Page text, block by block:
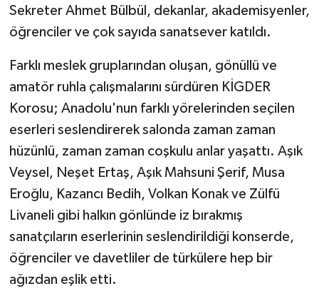
Sekreter Ahmet Bülbül, dekanlar, akademisyenler,
öğrenciler ve çok sayıda sanatsever katıldı.
Farklı meslek gruplarından oluşan, gönüllü ve
amatör ruhla çalışmalarını sürdüren KİGDER
Korosu; Anadolu'nun farklı yörelerinden seçilen
eserleri seslendirerek salonda zaman zaman
hüzünlü, zaman zaman coşkulu anlar yaşattı. Aşık
Veysel, Neşet Ertaş, Aşık Mahsuni Şerif, Musa
Eroğlu, Kazancı Bedih, Volkan Konak ve Zülfü
Livaneli gibi halkın gönlünde iz bırakmış
sanatçıların eserlerinin seslendirildiği konserde,
öğrenciler ve davetliler de türkülere hep bir
ağızdan eşlik etti.